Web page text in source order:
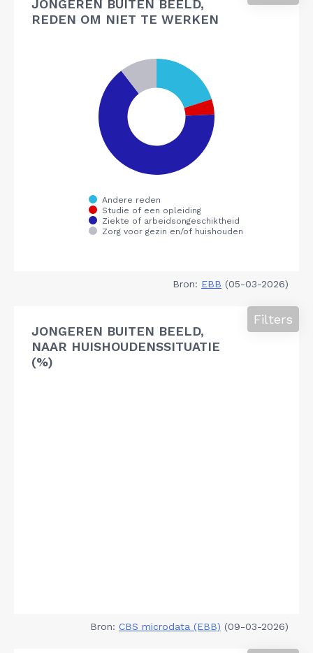
JONGEREN BUITEN BEELD,
REDEN OM NIET TE WERKEN
Bron: EBB (05-03-2026)
JONGEREN BUITEN BEELD,
NAAR HUISHOUDENSSITUATIE
(%)
Filters
Bron: CBS microdata (EBB) (09-03-2026)